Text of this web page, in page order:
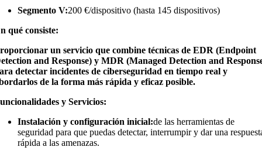
Segmento V:200 €/dispositivo (hasta 145 dispositivos)
qué consiste:
un servicio que combine técnicas de EDR (Endpoint
and Response) y MDR (Managed Detection and
detectar incidentes de ciberseguridad en tiempo real y
de la forma más rápida y eficaz posible.
y Servicios:
Instalación y configuración inicial:de las herramientas de
seguridad para que puedas detectar, interrumpir y dar una
rápida a las amenazas.